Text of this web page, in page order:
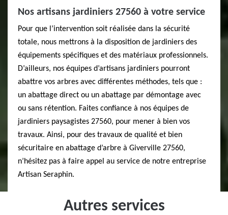
Nos artisans jardiniers 27560 à votre service
Pour que l’intervention soit réalisée dans la sécurité
totale, nous mettrons à la disposition de jardiniers des
équipements spécifiques et des matériaux professionnels.
D’ailleurs, nos équipes d’artisans jardiniers pourront
abattre vos arbres avec différentes méthodes, tels que :
un abattage direct ou un abattage par démontage avec
ou sans rétention. Faites confiance à nos équipes de
jardiniers paysagistes 27560, pour mener à bien vos
travaux. Ainsi, pour des travaux de qualité et bien
sécuritaire en abattage d’arbre à Giverville 27560,
n’hésitez pas à faire appel au service de notre entreprise
Artisan Seraphin.
Autres services